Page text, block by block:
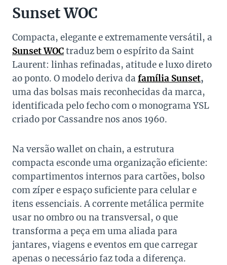
Sunset WOC
Compacta, elegante e extremamente versátil, a
Sunset WOCtraduz bem o espírito da Saint
Laurent: linhas refinadas, atitude e luxo direto
ao ponto. O modelo deriva da família Sunset,
uma das bolsas mais reconhecidas da marca,
identificada pelo fecho com o monograma YSL
criado por Cassandre nos anos 1960.
Na versão wallet on chain, a estrutura
compacta esconde uma organização eficiente:
compartimentos internos para cartões, bolso
com zíper e espaço suficiente para celular e
itens essenciais. A corrente metálica permite
usar no ombro ou na transversal, o que
transforma a peça em uma aliada para
jantares, viagens e eventos em que carregar
apenas o necessário faz toda a diferença.